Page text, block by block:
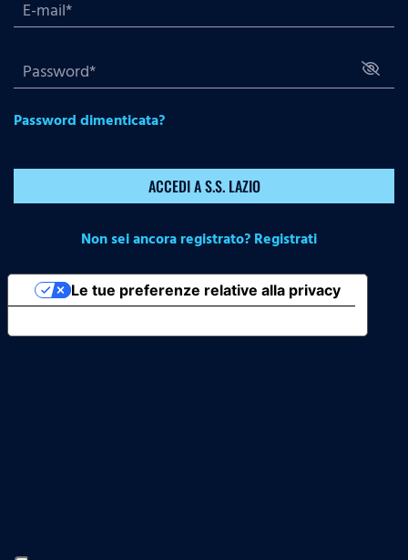
Password dimenticata?
ACCEDI A S.S. LAZIO
Non sei ancora registrato? Registrati
Le tue preferenze relative alla privacy